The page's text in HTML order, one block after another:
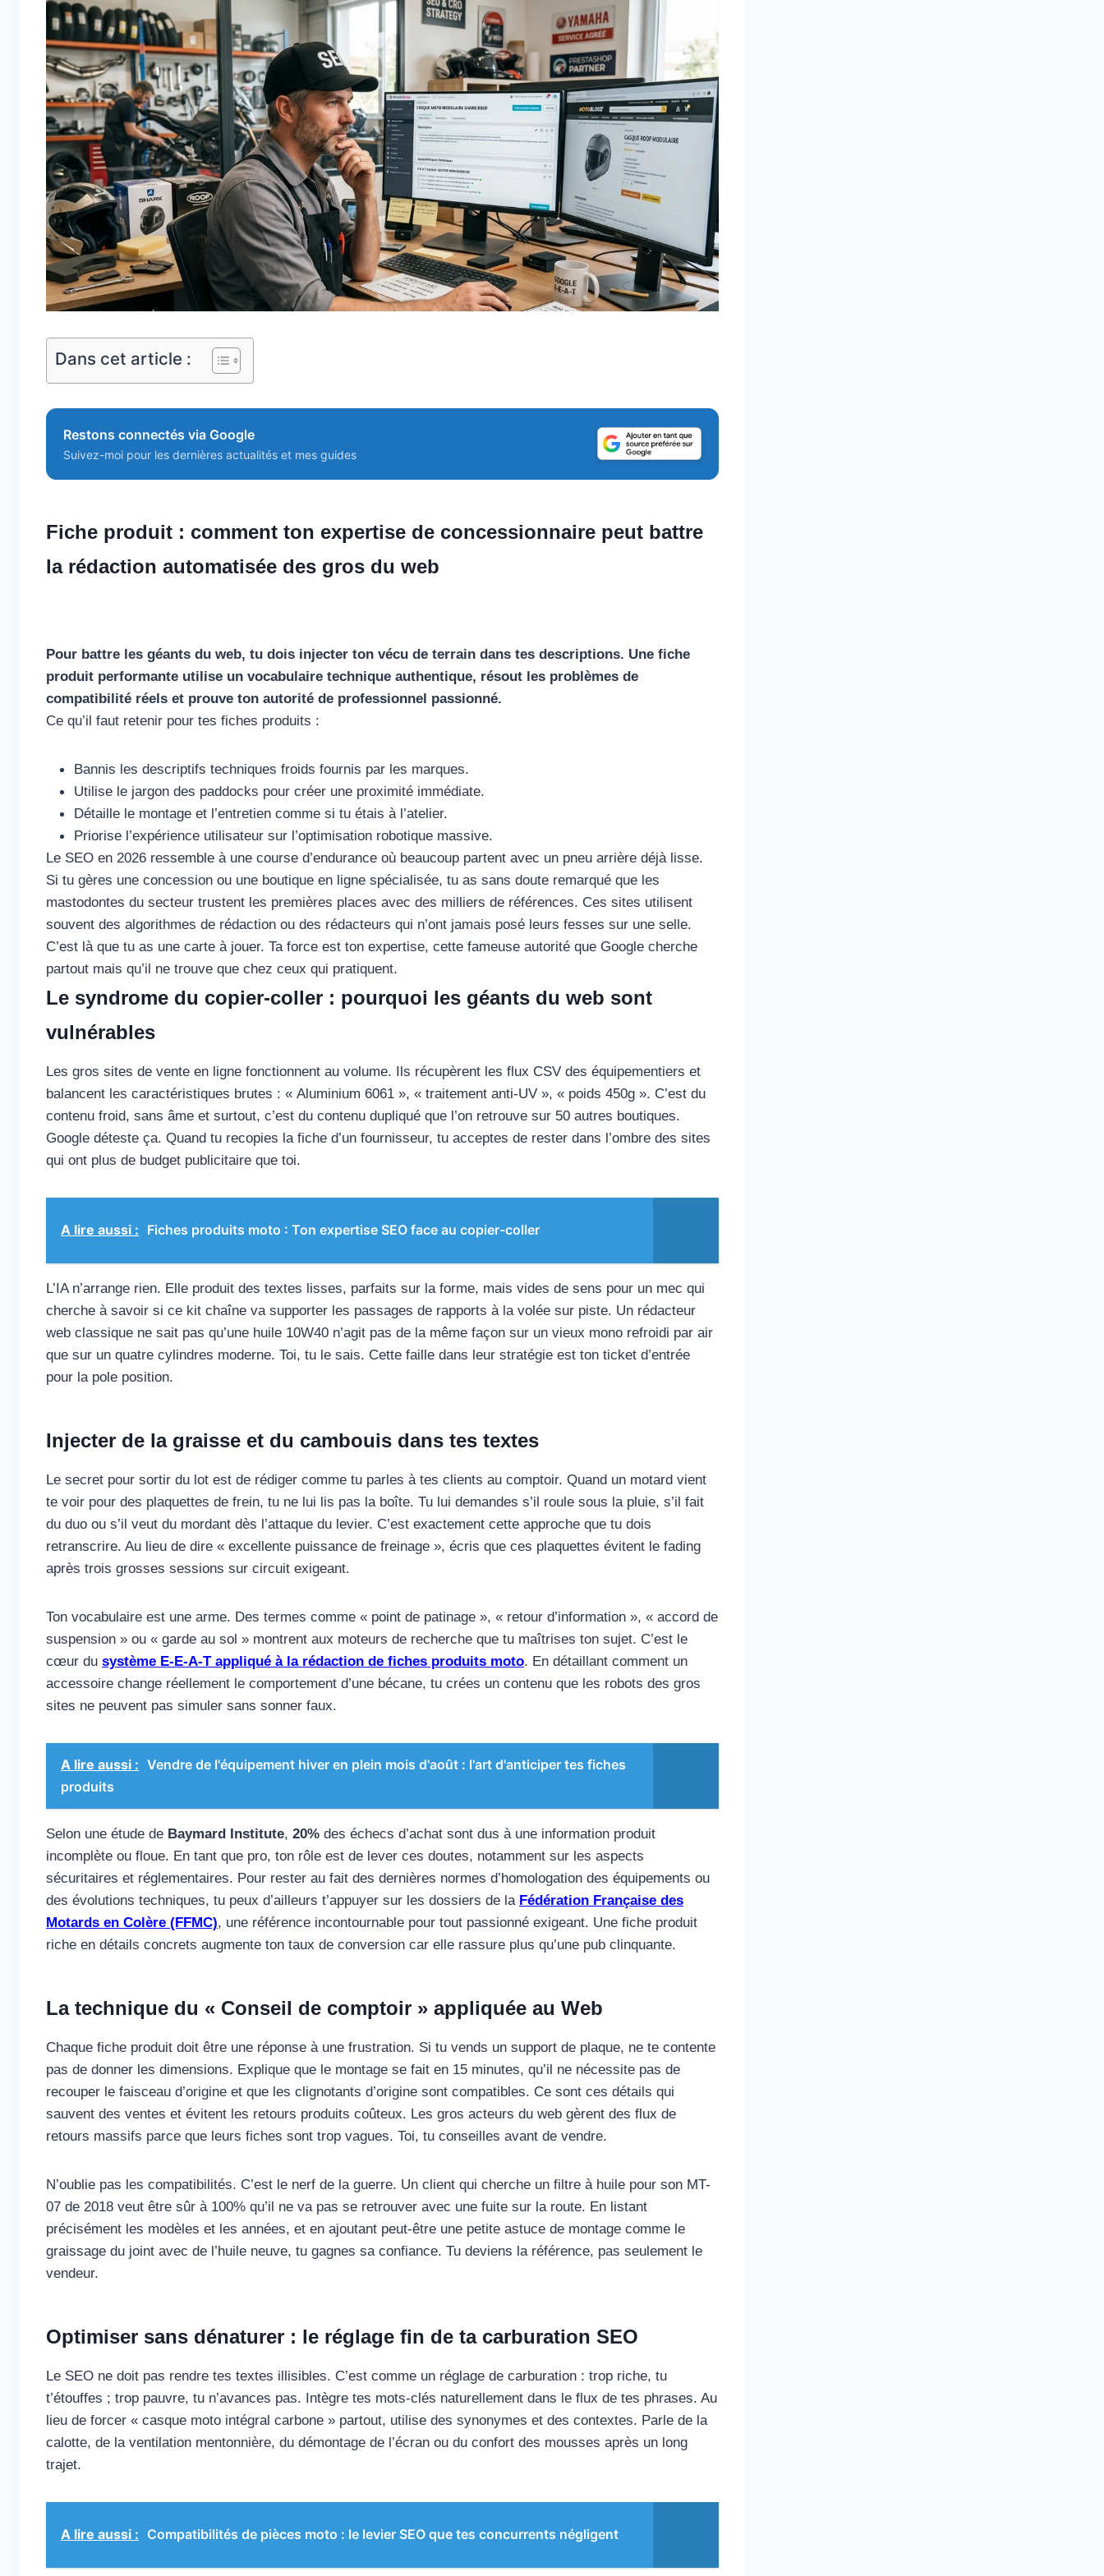
Dans cet article :
Restons connectés via Google
Suivez-moi pour les dernières actualités et mes guides
Fiche produit : comment ton expertise de concessionnaire peut battre
la rédaction automatisée des gros du web
Pour battre les géants du web, tu dois injecter ton vécu de terrain dans tes descriptions. Une fiche
produit performante utilise un vocabulaire technique authentique, résout les problèmes de
compatibilité réels et prouve ton autorité de professionnel passionné.
Ce qu’il faut retenir pour tes fiches produits :
Bannis les descriptifs techniques froids fournis par les marques.
Utilise le jargon des paddocks pour créer une proximité immédiate.
Détaille le montage et l’entretien comme si tu étais à l’atelier.
Priorise l’expérience utilisateur sur l’optimisation robotique massive.
Le SEO en 2026 ressemble à une course d’endurance où beaucoup partent avec un pneu arrière déjà lisse.
Si tu gères une concession ou une boutique en ligne spécialisée, tu as sans doute remarqué que les
mastodontes du secteur trustent les premières places avec des milliers de références. Ces sites utilisent
souvent des algorithmes de rédaction ou des rédacteurs qui n’ont jamais posé leurs fesses sur une selle.
C’est là que tu as une carte à jouer. Ta force est ton expertise, cette fameuse autorité que Google cherche
partout mais qu’il ne trouve que chez ceux qui pratiquent.
Le syndrome du copier-coller : pourquoi les géants du web sont
vulnérables
Les gros sites de vente en ligne fonctionnent au volume. Ils récupèrent les flux CSV des équipementiers et
balancent les caractéristiques brutes : « Aluminium 6061 », « traitement anti-UV », « poids 450g ». C’est du
contenu froid, sans âme et surtout, c’est du contenu dupliqué que l’on retrouve sur 50 autres boutiques.
Google déteste ça. Quand tu recopies la fiche d’un fournisseur, tu acceptes de rester dans l’ombre des sites
qui ont plus de budget publicitaire que toi.
A lire aussi : Fiches produits moto : Ton expertise SEO face au copier-coller
L’IA n’arrange rien. Elle produit des textes lisses, parfaits sur la forme, mais vides de sens pour un mec qui
cherche à savoir si ce kit chaîne va supporter les passages de rapports à la volée sur piste. Un rédacteur
web classique ne sait pas qu’une huile 10W40 n’agit pas de la même façon sur un vieux mono refroidi par air
que sur un quatre cylindres moderne. Toi, tu le sais. Cette faille dans leur stratégie est ton ticket d’entrée
pour la pole position.
Injecter de la graisse et du cambouis dans tes textes
Le secret pour sortir du lot est de rédiger comme tu parles à tes clients au comptoir. Quand un motard vient
te voir pour des plaquettes de frein, tu ne lui lis pas la boîte. Tu lui demandes s’il roule sous la pluie, s’il fait
du duo ou s’il veut du mordant dès l’attaque du levier. C’est exactement cette approche que tu dois
retranscrire. Au lieu de dire « excellente puissance de freinage », écris que ces plaquettes évitent le fading
après trois grosses sessions sur circuit exigeant.
Ton vocabulaire est une arme. Des termes comme « point de patinage », « retour d’information », « accord de
suspension » ou « garde au sol » montrent aux moteurs de recherche que tu maîtrises ton sujet. C’est le
cœur du système E-E-A-T appliqué à la rédaction de fiches produits moto. En détaillant comment un
accessoire change réellement le comportement d’une bécane, tu crées un contenu que les robots des gros
sites ne peuvent pas simuler sans sonner faux.
A lire aussi : Vendre de l'équipement hiver en plein mois d'août : l'art d'anticiper tes fiches
produits
Selon une étude de Baymard Institute, 20% des échecs d’achat sont dus à une information produit
incomplète ou floue. En tant que pro, ton rôle est de lever ces doutes, notamment sur les aspects
sécuritaires et réglementaires. Pour rester au fait des dernières normes d’homologation des équipements ou
des évolutions techniques, tu peux d’ailleurs t’appuyer sur les dossiers de la Fédération Française des
Motards en Colère (FFMC), une référence incontournable pour tout passionné exigeant. Une fiche produit
riche en détails concrets augmente ton taux de conversion car elle rassure plus qu’une pub clinquante.
La technique du « Conseil de comptoir » appliquée au Web
Chaque fiche produit doit être une réponse à une frustration. Si tu vends un support de plaque, ne te contente
pas de donner les dimensions. Explique que le montage se fait en 15 minutes, qu’il ne nécessite pas de
recouper le faisceau d’origine et que les clignotants d’origine sont compatibles. Ce sont ces détails qui
sauvent des ventes et évitent les retours produits coûteux. Les gros acteurs du web gèrent des flux de
retours massifs parce que leurs fiches sont trop vagues. Toi, tu conseilles avant de vendre.
N’oublie pas les compatibilités. C’est le nerf de la guerre. Un client qui cherche un filtre à huile pour son MT-
07 de 2018 veut être sûr à 100% qu’il ne va pas se retrouver avec une fuite sur la route. En listant
précisément les modèles et les années, et en ajoutant peut-être une petite astuce de montage comme le
graissage du joint avec de l’huile neuve, tu gagnes sa confiance. Tu deviens la référence, pas seulement le
vendeur.
Optimiser sans dénaturer : le réglage fin de ta carburation SEO
Le SEO ne doit pas rendre tes textes illisibles. C’est comme un réglage de carburation : trop riche, tu
t’étouffes ; trop pauvre, tu n’avances pas. Intègre tes mots-clés naturellement dans le flux de tes phrases. Au
lieu de forcer « casque moto intégral carbone » partout, utilise des synonymes et des contextes. Parle de la
calotte, de la ventilation mentonnière, du démontage de l’écran ou du confort des mousses après un long
trajet.
A lire aussi : Compatibilités de pièces moto : le levier SEO que tes concurrents négligent